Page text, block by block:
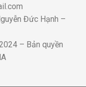
Đức Hạnh –
– Bản quyền